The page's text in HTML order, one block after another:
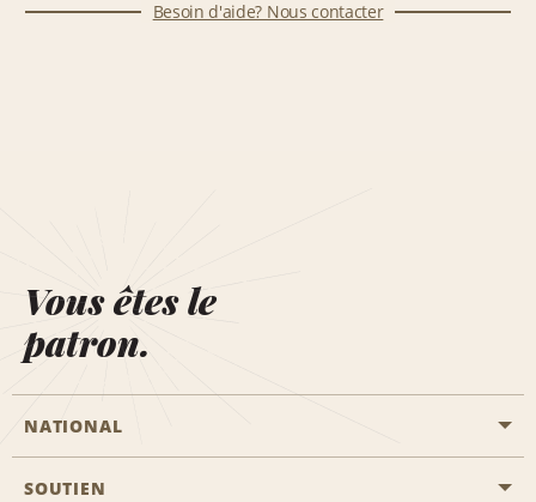
Besoin d'aide? Nous contacter
Vous êtes le
patron.
NATIONAL
Aviation générale
SOUTIEN